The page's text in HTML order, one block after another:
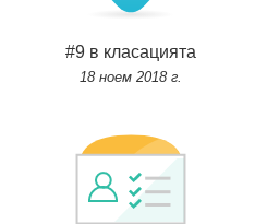
#9 в класацията
18 ноем 2018 г.